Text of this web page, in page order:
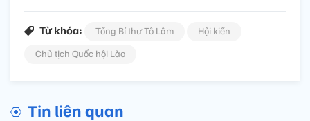
Từ khóa: Tổng Bí thư Tô Lâm
Hội kiến
Chủ tịch Quốc hội Lào
Tin liên quan